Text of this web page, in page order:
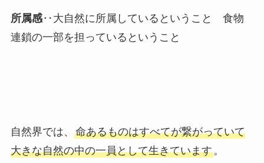
所属感‥大自然に所属しているということ 食物
連鎖の一部を担っているということ
自然界では、 命あるものはすべてが繋がっていて
大きな自然の中の一員として生きています。